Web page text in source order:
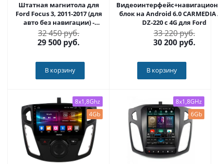
Штатная магнитола для
Ford Focus 3, 2011-2017 (для
авто без навигации) -
Roximo RM-1701
32 450 руб.
29 500 руб.
В корзину
блок на Android 6.0 CARMEDIA
DZ-220 с 4G для Ford
33 220 руб.
30 200руб.
В корзину
8x1,8Ghz
4Gb
8x1,8GHz
6Gb